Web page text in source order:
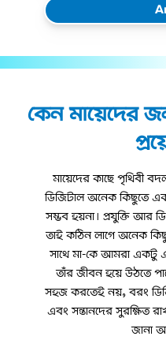
কেন মায়েদের
মায়েদের কাছে পৃথিবী
ডিজিটাল অনেক কিছুতে
সম্ভব হয়না। প্রযুক্তি আর
তাই কঠিন লাগে অনেক
সাথে মা-কে আমরা একটু
তাঁর জীবন হয়ে উঠতে
সহজ করতেই নয়, বরং
এবং সন্তানদের সুরক্ষিত
জানা